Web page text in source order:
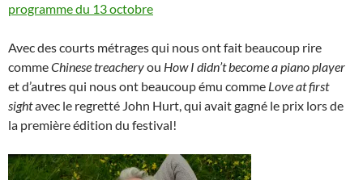
programme du 13 octobre
Avec des courts métrages qui nous ont fait beaucoup rire
commeChinese treacheryou How I didn’t become a piano player
et d’autres qui nous ont beaucoup ému comme Love at first
sightavec le regretté John Hurt, qui avait gagné le prix lors de
la première édition du festival!